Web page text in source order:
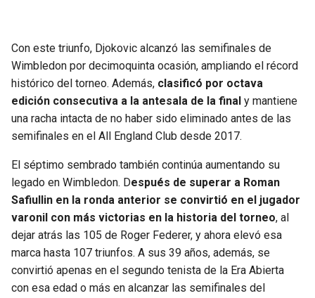
Con este triunfo, Djokovic alcanzó las semifinales de
Wimbledon por decimoquinta ocasión, ampliando el récord
histórico del torneo. Además, clasificó por octava
edición consecutiva a la antesala de la final y mantiene
una racha intacta de no haber sido eliminado antes de las
semifinales en el All England Club desde 2017.
El séptimo sembrado también continúa aumentando su
legado en Wimbledon. Después de superar a Roman
Safiullin en la ronda anterior se convirtió en el jugador
varonil con más victorias en la historia del torneo, al
dejar atrás las 105 de Roger Federer, y ahora elevó esa
marca hasta 107 triunfos. A sus 39 años, además, se
convirtió apenas en el segundo tenista de la Era Abierta
con esa edad o más en alcanzar las semifinales del